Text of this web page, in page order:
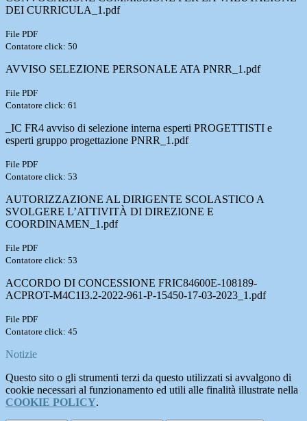
DEI CURRICULA_1.pdf
File PDF
Contatore click: 50
AVVISO SELEZIONE PERSONALE ATA PNRR_1.pdf
File PDF
Contatore click: 61
_IC FR4 avviso di selezione interna esperti PROGETTISTI e
esperti gruppo progettazione PNRR_1.pdf
File PDF
Contatore click: 53
AUTORIZZAZIONE AL DIRIGENTE SCOLASTICO A
SVOLGERE L’ATTIVITÀ DI DIREZIONE E
COORDINAMEN_1.pdf
File PDF
Contatore click: 53
ACCORDO DI CONCESSIONE FRIC84600E-108189-
ACPROT-M4C1I3.2-2022-961-P-15450-17-03-2023_1.pdf
File PDF
Contatore click: 45
Notizie
Questo sito o gli strumenti terzi da questo utilizzati si avvalgono di
cookie necessari al funzionamento ed utili alle finalità illustrate nella
COOKIE POLICY.